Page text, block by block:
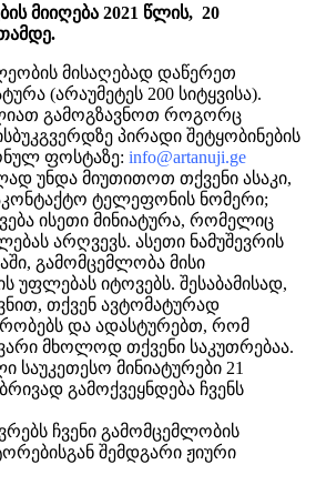
მიიღება 2021 წლის, 20
მისაღებად დაწერეთ
(არაუმეტეს 200 სიტყვისა).
გამოგზავნოთ როგორც
პირადი შეტყობინების
ფოსტაზე: info@artanuji.ge
უნდა მიუთითოთ თქვენი ასაკი,
ტელეფონის ნომერი;
ისეთი მინიატურა, რომელიც
არღვევს. ასეთი ნამუშევრის
გამომცემლობა მისი
უფლებას იტოვებს. შესაბამისად,
თქვენ ავტომატურად
და ადასტურებთ, რომ
მხოლოდ თქვენი საკუთრებაა.
საუკეთესო მინიატურები 21
გამოქვეყნდება ჩვენს
ჩვენი გამომცემლობის
შემდგარი ჟიური